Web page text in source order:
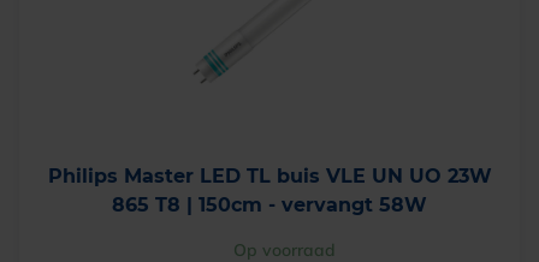
Philips Master LED TL buis VLE UN UO 23W
865 T8 | 150cm - vervangt 58W
Op voorraad